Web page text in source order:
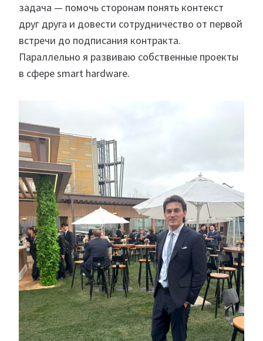
задача — помочь сторонам понять контекст
друг друга и довести сотрудничество от первой
встречи до подписания контракта.
Параллельно я развиваю собственные проекты
в сфере smart hardware.